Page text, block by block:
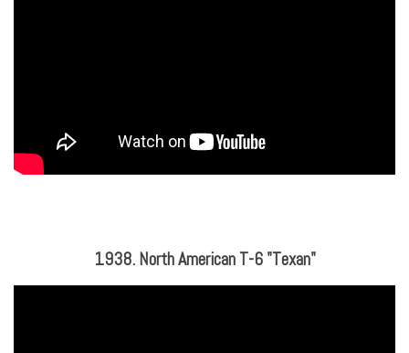
1938. North American T-6 "Texan"